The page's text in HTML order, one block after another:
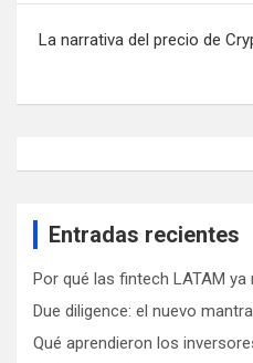
La narrativa del precio de
Entradas recientes
Por qué las fintech LATAM
Due diligence: el nuevo
Qué aprendieron los